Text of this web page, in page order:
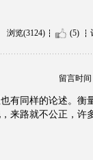
浏览(3124) (5)
留言时间
有同样的论述。衡
来路就不公正，许